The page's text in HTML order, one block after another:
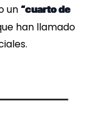
un “cuarto de
han llamado